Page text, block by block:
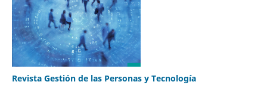
Revista Gestión de las Personas y Tecnología